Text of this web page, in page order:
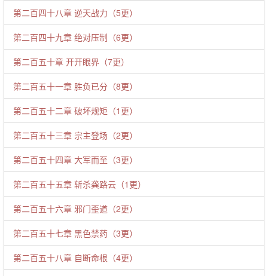
第二百四十八章 逆天战力（5更）
第二百四十九章 绝对压制（6更）
第二百五十章 开开眼界（7更）
第二百五十一章 胜负已分（8更）
第二百五十二章 破坏规矩（1更）
第二百五十三章 宗主登场（2更）
第二百五十四章 大军而至（3更）
第二百五十五章 斩杀龚路云（1更）
第二百五十六章 邪门歪道（2更）
第二百五十七章 黑色禁药（3更）
第二百五十八章 自断命根（4更）